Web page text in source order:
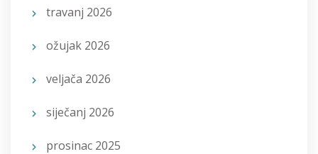
travanj 2026
ožujak 2026
veljača 2026
siječanj 2026
prosinac 2025